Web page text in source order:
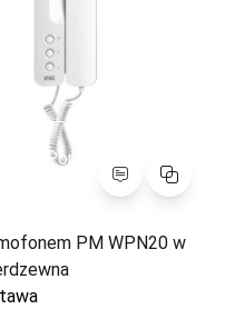
Porównaj
PM WPN20 w